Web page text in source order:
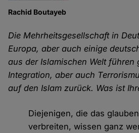
Rachid Boutayeb
Die Mehrheitsgesellschaft in
Europa, aber auch einige
aus der Islamischen Welt führen
Integration, aber auch
auf den Islam zurück. Was ist
Diejenigen, die das
verbreiten, wissen ganz